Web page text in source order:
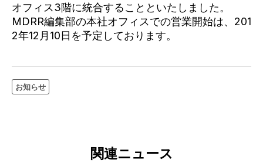
オフィス3階に統合することといたしました。
MDRR編集部の本社オフィスでの営業開始は、201
2年12月10日を予定しております。
お知らせ
関連ニュース